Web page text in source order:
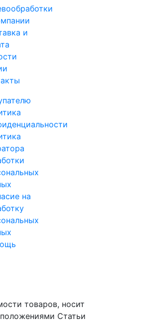
и
на
товаров, носит
Статьи